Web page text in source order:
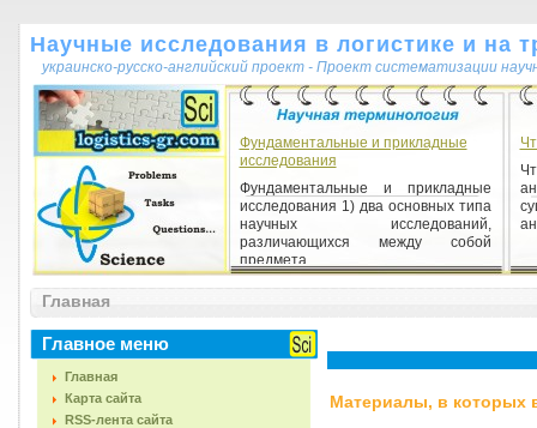
Научные исследования в логистике и на
украинско-русско-английский проект - Проект систематизации
Фундаментальные и прикладные
исследования
Фундаментальные и прикладные
исследования 1) два основных типа
научных исследований,
различающихся между собой
предмета...
Ареал 1) [от лат. area площадь,
пространство] – понятие,
означающее территорию, область, в
пределах которой наблюдаются...
Главная
Главное меню
Главная
Карта сайта
RSS-лента сайта
Материалы, в которых